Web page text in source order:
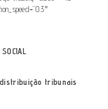
tribunais